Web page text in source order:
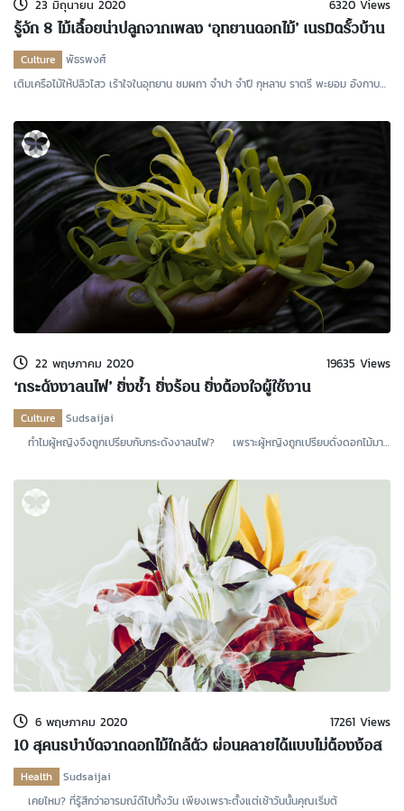
23 มิถุนายน 2020 6320 Views
รู้จัก 8 ไม้เลื้อยน่าปลูกจากเพลง ‘อุทยานดอกไม้’ เนรมิตรั้วบ้าน
ให้เป็นกำแพงบุปผชาติ
Culture
พัธรพงศ์
เติมเครือไม้ให้ปลิวไสว เร้าใจในอุทยาน ชมผกา จำปา จำปี กุหลาบ ราตรี พะยอม อังกาบ
22 พฤษภาคม 2020 19635 Views
‘กระดังงาลนไฟ’ ยิ่งช้ำ ยิ่งร้อน ยิ่งต้องใจผู้ใช้งาน
Culture
Sudsaijai
ทำไมผู้หญิงจึงถูกเปรียบกับกระดังงาลนไฟ? เพราะผู้หญิงถูกเปรียบดั่งดอกไม้มา
6 พฤษภาคม 2020 17261 Views
10 สุคนธบำบัดจากดอกไม้ใกล้ตัว ผ่อนคลายได้แบบไม่ต้องง้อส
ปาHealth
Sudsaijai
เคยไหม? ที่รู้สึกว่าอารมณ์ดีไปทั้งวัน เพียงเพราะตั้งแต่เช้าวันนั้นคุณเริ่มต้